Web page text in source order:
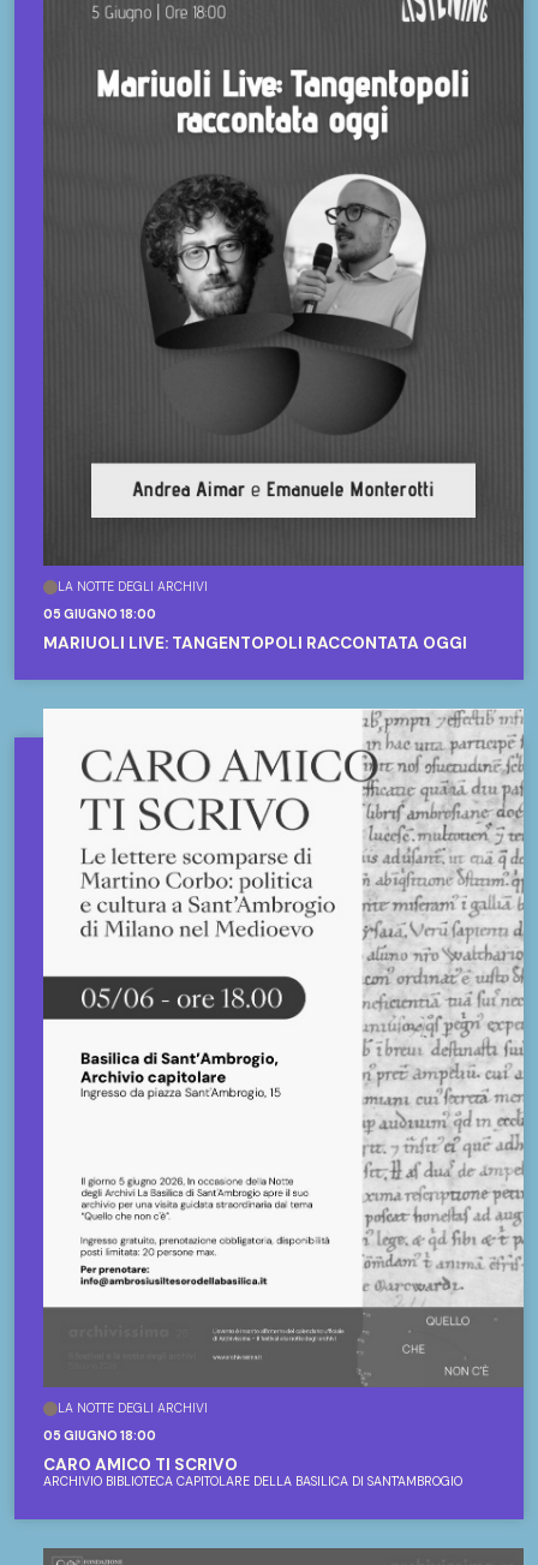
LA NOTTE DEGLI ARCHIVI
05 GIUGNO 18:00
MARIUOLI LIVE: TANGENTOPOLI RACCONTATA OGGI
LA NOTTE DEGLI ARCHIVI
05 GIUGNO 18:00
CARO AMICO TI SCRIVO
ARCHIVIO BIBLIOTECA CAPITOLARE DELLA BASILICA DI SANT'AMBROGIO